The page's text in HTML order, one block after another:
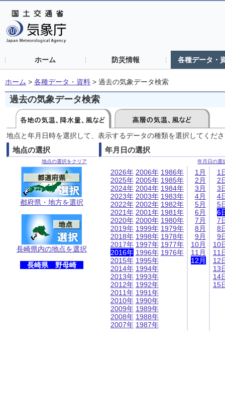
ホーム 防災情報 各種データ・
ホーム > 各種データ・資料 > 過去の気象データ検索
過去の気象データ検索
地点と年月日時を選択して、表示するデータの種類を選択してくだ
地点の選択
地点の選択をクリア
都府県・地方を選択
長崎県内の地点を選択
長崎県 野母崎
年月日の選択
年月日の選
2026年
2025年
2024年
2023年
2022年
2021年
2020年
2019年
2018年
2017年
2016年
2015年
2014年
2013年
2012年
2011年
2010年
2009年
2008年
2007年
2006年
2005年
2004年
2003年
2002年
2001年
2000年
1999年
1998年
1997年
1996年
1995年
1994年
1993年
1992年
1991年
1990年
1989年
1988年
1987年
1986年
1985年
1984年
1983年
1982年
1981年
1980年
1979年
1978年
1977年
1976年
1月
2月
3月
4月
5月
6月
7月
8月
9月
10月
11月
12月
1
2
3
4
5
6
7
8
9
10
11
12
13
14
15